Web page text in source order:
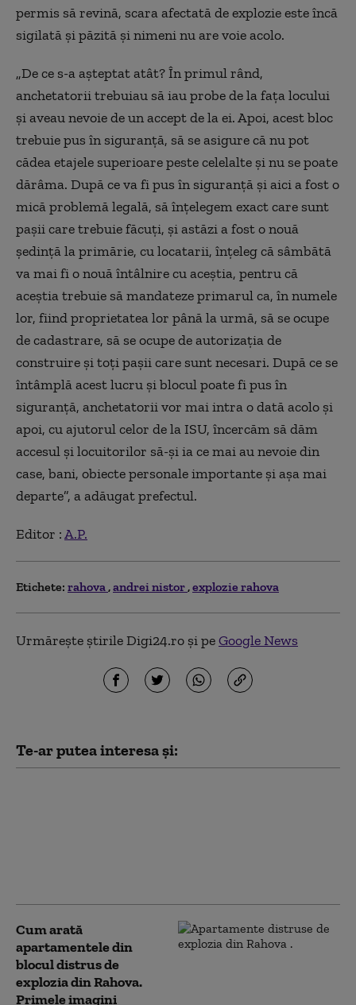
permis să revină, scara afectată de explozie este încă
sigilată şi păzită şi nimeni nu are voie acolo.
„De ce s-a aşteptat atât? În primul rând,
anchetatorii trebuiau să iau probe de la faţa locului
şi aveau nevoie de un accept de la ei. Apoi, acest bloc
trebuie pus în siguranţă, să se asigure că nu pot
cădea etajele superioare peste celelalte şi nu se poate
dărâma. După ce va fi pus în siguranţă şi aici a fost o
mică problemă legală, să înţelegem exact care sunt
paşii care trebuie făcuţi, şi astăzi a fost o nouă
şedinţă la primărie, cu locatarii, înţeleg că sâmbătă
va mai fi o nouă întâlnire cu aceştia, pentru că
aceştia trebuie să mandateze primarul ca, în numele
lor, fiind proprietatea lor până la urmă, să se ocupe
de cadastrare, să se ocupe de autorizaţia de
construire şi toţi paşii care sunt necesari. După ce se
întâmplă acest lucru şi blocul poate fi pus în
siguranţă, anchetatorii vor mai intra o dată acolo şi
apoi, cu ajutorul celor de la ISU, încercăm să dăm
accesul şi locuitorilor să-şi ia ce mai au nevoie din
case, bani, obiecte personale importante şi aşa mai
departe”, a adăugat prefectul.
Editor :A.P.
Etichete: rahova andrei nistor explozie rahova
Urmărește știrile Digi24.ro și peGoogle News
Te-ar putea interesa și:
Cum arată
apartamentele din
blocul distrus de
explozia din Rahova.
Primele imagini